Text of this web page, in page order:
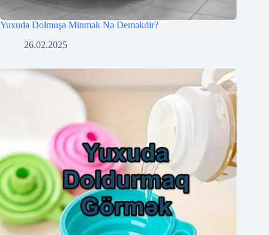
Yuxuda Dolmuşa Minmək Nə Deməkdir?
26.02.2025